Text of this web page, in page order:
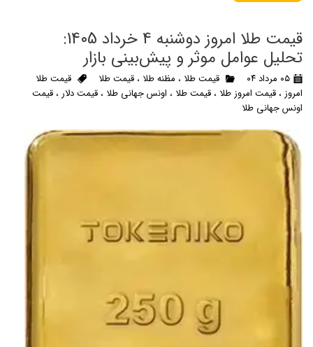
قیمت طلا امروز دوشنبه 4 خرداد 1405:
تحلیل عوامل موثر و پیش‌بینی بازار
۰۵ مرداد ۰۴ قیمت طلا ، مظنه طلا ، قیمت طلا
قیمت طلا
امروز ، قیمت امروز طلا ، قیمت طلا ، اونس جهانی طلا ، قیمت دلار ، قیمت
اونس جهانی طلا